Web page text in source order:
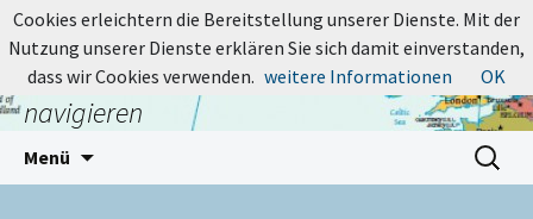
MapsBlog.de
Online-Karten: suchen, entdecken,
navigieren
Menü
Suchen
nach:
Cookies erleichtern die Bereitstellung unserer Dienste. Mit der
Nutzung unserer Dienste erklären Sie sich damit einverstanden,
dass wir Cookies verwenden. weitere Informationen OK